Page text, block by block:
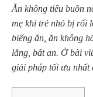
Ăn không tiêu buồn
mẹ khi trẻ nhỏ bị rối
biếng ăn, ăn không
lắng, bất an. Ở bài
giải pháp tối ưu nhất